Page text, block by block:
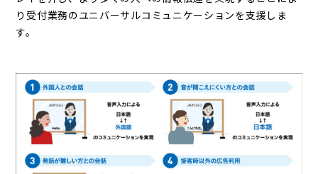
り受付業務のユニバーサルコミュニケーションを支援しま
す。